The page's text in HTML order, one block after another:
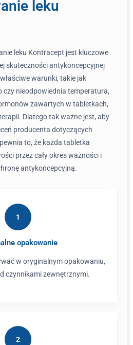
leku
leku Kontracept jest kluczowe
skuteczności antykoncepcyjnej
warunki, takie jak
czy nieodpowiednia temperatura,
zawartych w tabletkach,
Dlatego tak ważne jest, aby
producenta dotyczących
to, że każda tabletka
przez cały okres ważności i
antykoncepcyjną.
1
opakowanie
w oryginalnym opakowaniu,
czynnikami zewnętrznymi.
2